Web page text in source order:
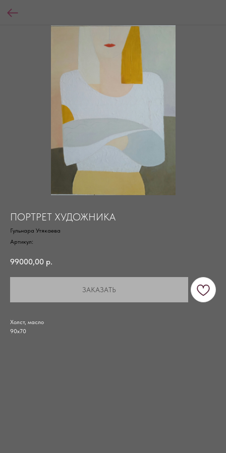
ПОРТРЕТ ХУДОЖНИКА
Гульнара Утякаева
Артикул:
99000,00 р.
ЗАКАЗАТЬ
Холст, масло
90х70